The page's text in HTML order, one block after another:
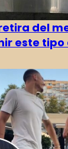
del
este tipo